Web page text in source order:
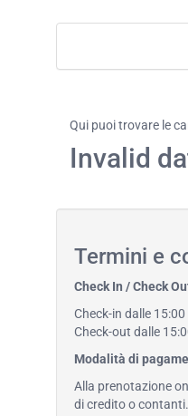
Qui puoi trovare le
Invalid
Termini e
Check In / Check
Check-in dalle 15:00
Check-out dalle
Modalità di
Alla prenotazione
di credito o contanti.